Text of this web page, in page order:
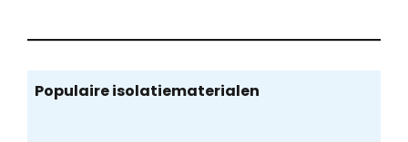
Populaire isolatiematerialen